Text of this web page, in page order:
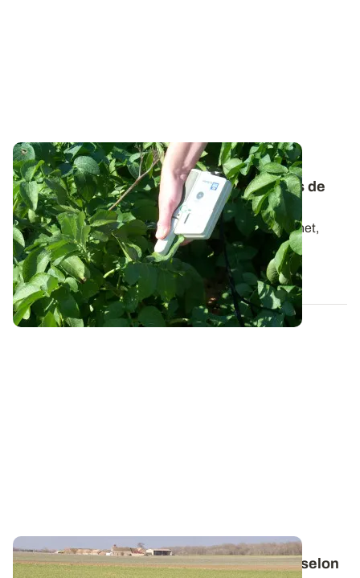
PROJET TERMINÉ
Fertilisation : le top 20 des meilleurs outils de
pilotage en Europe s’affine
Deux ans après le lancement du projet Nutricheck-net,
plusieurs outils de pilotage de la...
26 FÉVR. 2025
Réactualiser les valeurs de reliquat azoté selon